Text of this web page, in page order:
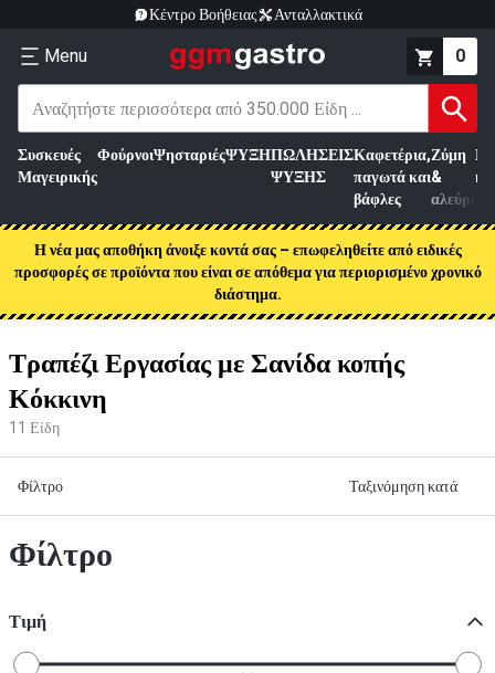
Κέντρο Βοήθειας Ανταλλακτικά
Menu 0
Συσκευές
Μαγειρικής
ΦούρνοιΨησταριέςΨΥΞΗΠΩΛΗΣΕΙΣ
ΨΥΞΗΣ
Καφετέρια,
παγωτά και
βάφλες
Ζύμη
&
αλεύρι
Η νέα μας αποθήκη άνοιξε κοντά σας – επωφεληθείτε από ειδικές
προσφορές σε προϊόντα που είναι σε απόθεμα για περιορισμένο χρονικό
διάστημα.
Τραπέζι Εργασίας με Σανίδα κοπής
Κόκκινη
11 Είδη
Φίλτρο Ταξινόμηση κατά
Φίλτρο
Τιμή